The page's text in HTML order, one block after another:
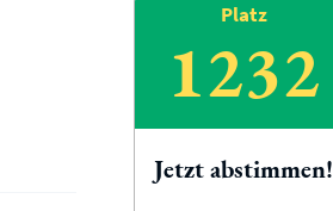
Platz
1232
Jetzt abstimmen!